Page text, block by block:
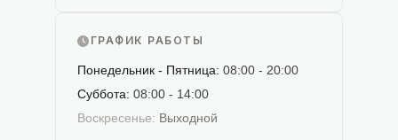
ГРАФИК РАБОТЫ
Понедельник - Пятница: 08:00 - 20:00
Суббота: 08:00 - 14:00
Воскресенье: Выходной